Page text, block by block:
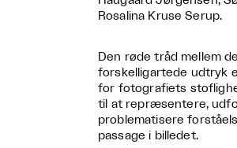
Rosalina Kruse Serup.
Den røde tråd mellem
forskelligartede udtryk
for fotografiets
til at repræsentere,
problematisere
passage i billedet.